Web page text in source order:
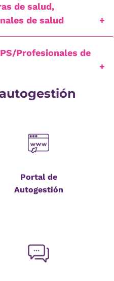
de salud,
de salud
Profesionales de
Portal de
Autogestión